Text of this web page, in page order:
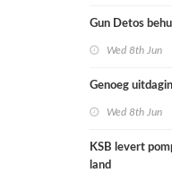
Gun Detos
Wed 8th Jun
Genoeg
Wed 8th Jun
KSB levert
land